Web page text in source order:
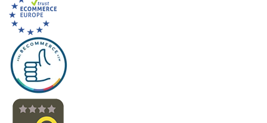
Oliën & Smeermiddelen |
TIPS & KENNIS